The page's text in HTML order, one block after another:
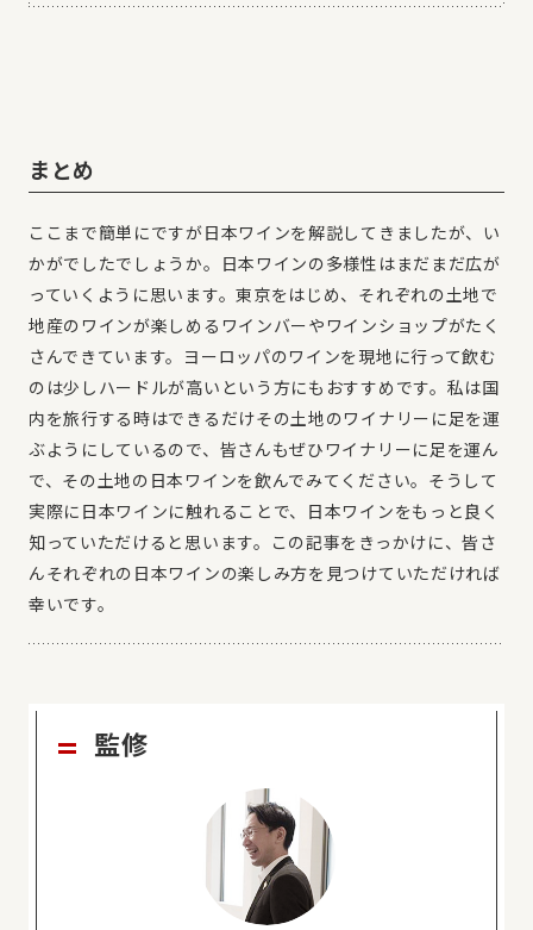
まとめ
ここまで簡単にですが日本ワインを解説してきましたが、い
かがでしたでしょうか。日本ワインの多様性はまだまだ広が
っていくように思います。東京をはじめ、それぞれの土地で
地産のワインが楽しめるワインバーやワインショップがたく
さんできています。ヨーロッパのワインを現地に行って飲む
のは少しハードルが高いという方にもおすすめです。私は国
内を旅行する時はできるだけその土地のワイナリーに足を運
ぶようにしているので、皆さんもぜひワイナリーに足を運ん
で、その土地の日本ワインを飲んでみてください。そうして
実際に日本ワインに触れることで、日本ワインをもっと良く
知っていただけると思います。この記事をきっかけに、皆さ
んそれぞれの日本ワインの楽しみ方を見つけていただければ
幸いです。
監修